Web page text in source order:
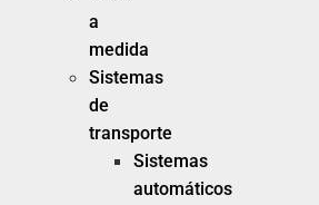
a
medida
Sistemas
de
transporte
Sistemas
automáticos